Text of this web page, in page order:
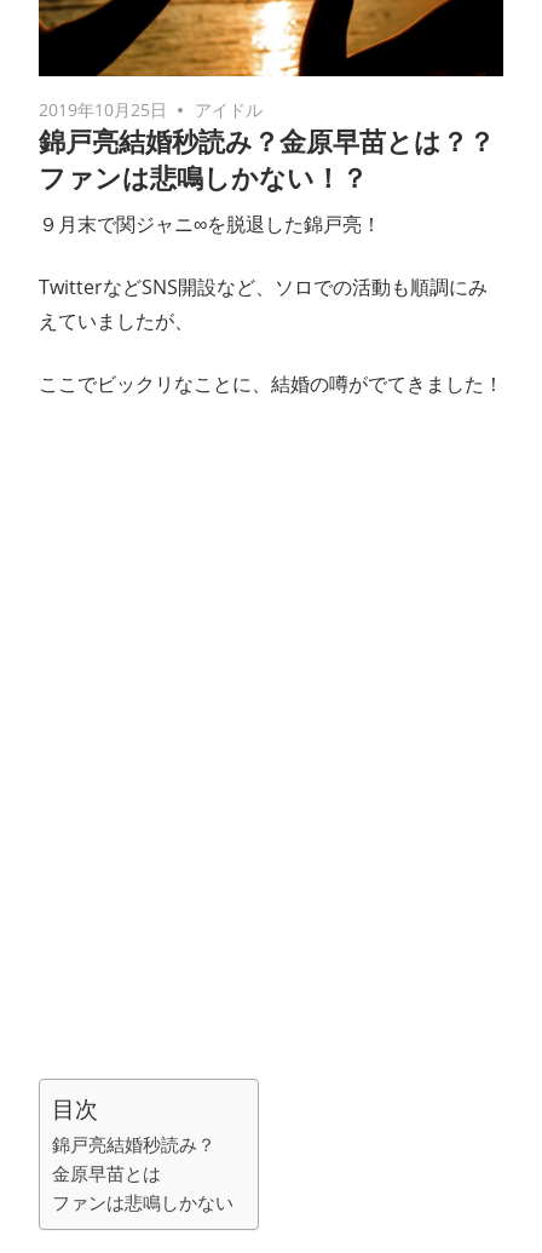
2019年10月25日 アイドル
錦戸亮結婚秒読み？金原早苗とは？？
ファンは悲鳴しかない！？
９月末で関ジャニ∞を脱退した錦戸亮！
TwitterなどSNS開設など、ソロでの活動も順調にみ
えていましたが、
ここでビックリなことに、結婚の噂がでてきました！
目次
錦戸亮結婚秒読み？
金原早苗とは
ファンは悲鳴しかない